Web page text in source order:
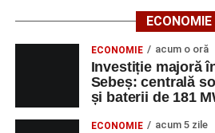
ECONOMIE
ECONOMIE acum o oră
Investiție majoră
Sebeș: centrală
și baterii de 181
ECONOMIE acum 5 zile